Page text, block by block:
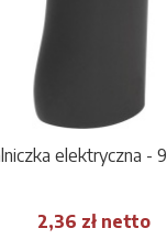
elektryczna -
2,36 zł netto